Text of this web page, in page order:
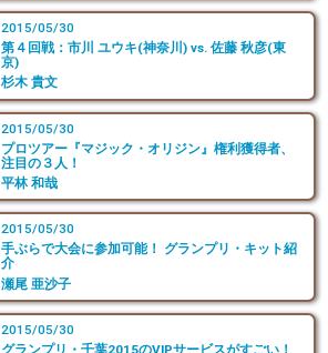
2015/05/30
第４回戦：市川 ユウキ(神奈川) vs. 佐藤 秋彦(東
京)
杉木 貴文
2015/05/30
プロツアー『マジック・オリジン』権利獲得者、
注目の３人！
平林 和哉
2015/05/30
手ぶらで大会に参加可能！ グランプリ・キット紹
介
瀬尾 亜沙子
2015/05/30
グランプリ・千葉2015のVIPサービスがすごい！